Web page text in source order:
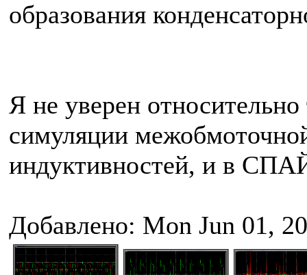
образования
Я не уверен
симуляции
индуктивностей, и в
Добавлено: Mon Jun 01,